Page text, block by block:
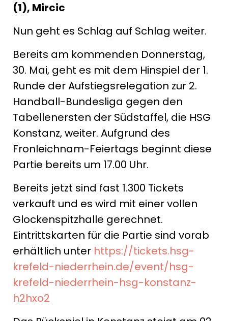
(1), Mircic
Nun geht es Schlag auf Schlag weiter.
Bereits am kommenden Donnerstag,
30. Mai, geht es mit dem Hinspiel der 1.
Runde der Aufstiegsrelegation zur 2.
Handball-Bundesliga gegen den
Tabellenersten der Südstaffel, die HSG
Konstanz, weiter. Aufgrund des
Fronleichnam-Feiertags beginnt diese
Partie bereits um 17.00 Uhr.
Bereits jetzt sind fast 1.300 Tickets
verkauft und es wird mit einer vollen
Glockenspitzhalle gerechnet.
Eintrittskarten für die Partie sind vorab
erhältlich unter https://tickets.hsg-
krefeld-niederrhein.de/event/hsg-
krefeld-niederrhein-hsg-konstanz-
h2hxo2